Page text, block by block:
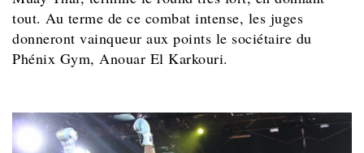
tout. Au terme de ce combat intense, les juges
donneront vainqueur aux points le sociétaire du
Phénix Gym, Anouar El Karkouri.